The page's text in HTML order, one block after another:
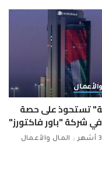
تستحوذ على حصة
شركة "باور فاكتورز"
المال والأعمال